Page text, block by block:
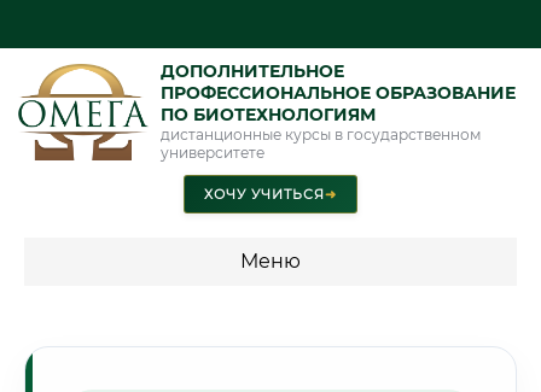
ДОПОЛНИТЕЛЬНОЕ
ПРОФЕССИОНАЛЬНОЕ ОБРАЗОВАНИЕ
ПО БИОТЕХНОЛОГИЯМ
дистанционные курсы в государственном
университете
ХОЧУ УЧИТЬСЯ➜
Меню